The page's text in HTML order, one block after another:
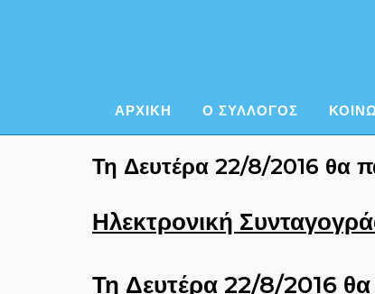
ΑΡΧΙΚΗ Ο ΣΥΛΛΟΓΟΣ
Τη Δευτέρα 22/8/2016 θα
Ηλεκτρονική
Τη Δευτέρα 22/8/2016 θα